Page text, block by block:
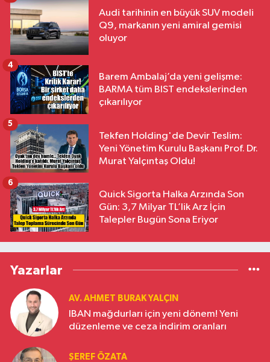
Audi tarihinin en büyük SUV modeli
Q9, markanın yeni amiral gemisi
oluyor
Barem Ambalaj’da yeni gelişme:
BARMA tüm BIST endekslerinden
çıkarılıyor
4
Tekfen Holding'de Devir Teslim:
Yeni Yönetim Kurulu Başkanı Prof. Dr.
Murat Yalçıntaş Oldu!
5
Quick Sigorta Halka Arzında Son
Gün: 3,7 Milyar TL’lik Arz İçin
Talepler Bugün Sona Eriyor
6
Yazarlar
AV. AHMET BURAK YALÇIN
IBAN mağdurları için yeni dönem! Yeni
düzenleme ve ceza indirim oranları
ŞEREF ÖZATA